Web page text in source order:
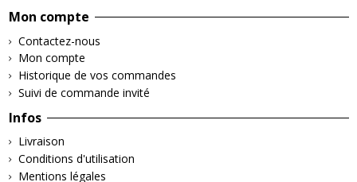
Mon compte
Contactez-nous
Mon compte
Historique de vos commandes
Suivi de commande invité
Infos
Livraison
Conditions d'utilisation
Mentions légales